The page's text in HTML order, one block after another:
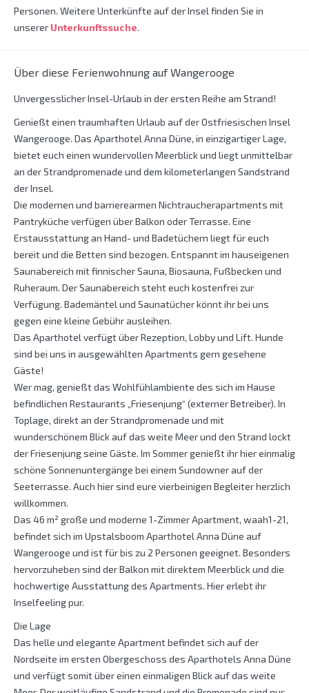
Personen. Weitere Unterkünfte auf der Insel finden Sie in
unserer Unterkunftssuche.
Über diese Ferienwohnung auf Wangerooge
Unvergesslicher Insel-Urlaub in der ersten Reihe am Strand!
Genießt einen traumhaften Urlaub auf der Ostfriesischen Insel
Wangerooge. Das Aparthotel Anna Düne, in einzigartiger Lage,
bietet euch einen wundervollen Meerblick und liegt unmittelbar
an der Strandpromenade und dem kilometerlangen Sandstrand
der Insel.
Die modernen und barrierearmen Nichtraucherapartments mit
Pantryküche verfügen über Balkon oder Terrasse. Eine
Erstausstattung an Hand- und Badetüchern liegt für euch
bereit und die Betten sind bezogen. Entspannt im hauseigenen
Saunabereich mit finnischer Sauna, Biosauna, Fußbecken und
Ruheraum. Der Saunabereich steht euch kostenfrei zur
Verfügung. Bademäntel und Saunatücher könnt ihr bei uns
gegen eine kleine Gebühr ausleihen.
Das Aparthotel verfügt über Rezeption, Lobby und Lift. Hunde
sind bei uns in ausgewählten Apartments gern gesehene
Gäste!
Wer mag, genießt das Wohlfühlambiente des sich im Hause
befindlichen Restaurants „Friesenjung“ (externer Betreiber). In
Toplage, direkt an der Strandpromenade und mit
wunderschönem Blick auf das weite Meer und den Strand lockt
der Friesenjung seine Gäste. Im Sommer genießt ihr hier einmalig
schöne Sonnenuntergänge bei einem Sundowner auf der
Seeterrasse. Auch hier sind eure vierbeinigen Begleiter herzlich
willkommen.
Das 46 m² große und moderne 1-Zimmer Apartment, waah1-21,
befindet sich im Upstalsboom Aparthotel Anna Düne auf
Wangerooge und ist für bis zu 2 Personen geeignet. Besonders
hervorzuheben sind der Balkon mit direktem Meerblick und die
hochwertige Ausstattung des Apartments. Hier erlebt ihr
Inselfeeling pur.
Die Lage
Das helle und elegante Apartment befindet sich auf der
Nordseite im ersten Obergeschoss des Aparthotels Anna Düne
und verfügt somit über einen einmaligen Blick auf das weite